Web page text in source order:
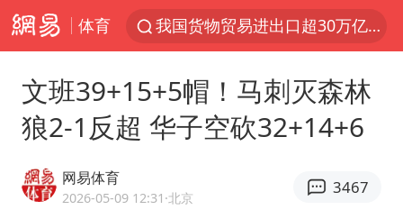
体育
泰国枪击案凶手先杀祖父母后行凶
东航新规：提前14天可免费退改签
汪峰阻止14岁女儿买大牌
文班39+15+5帽！马刺灭森林
狼2-1反超 华子空砍32+14+6
网易体育
2026-05-09 12:31 ·北京
3467